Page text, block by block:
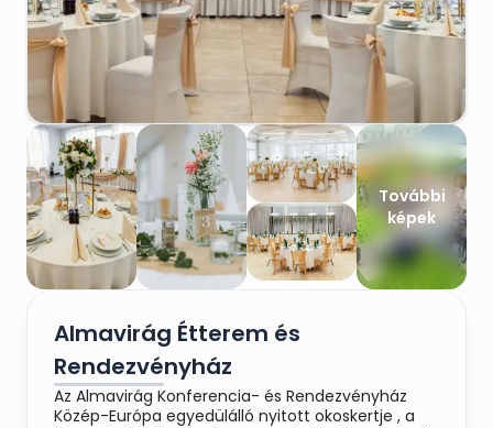
További
képek
Almavirág Étterem és
Rendezvényház
Az Almavirág Konferencia- és Rendezvényház
Közép-Európa egyedülálló nyitott okoskertje , a